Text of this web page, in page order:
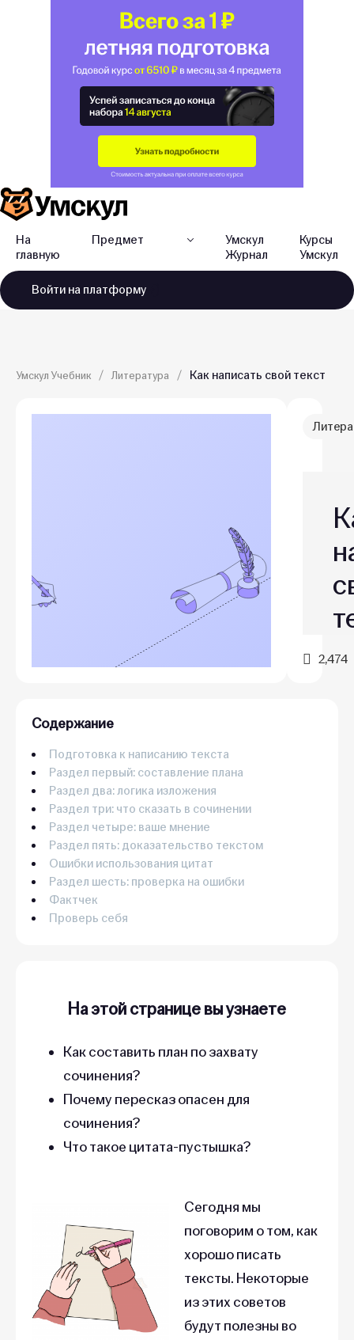
На
главную
Предмет
Умскул
Журнал
Курсы
Умскул
Войти на платформу
Умскул Учебник Литература Как написать свой текст
2,474
Содержание
Подготовка к написанию текста
Раздел первый: составление плана
Раздел два: логика изложения
Раздел три: что сказать в сочинении
Раздел четыре: ваше мнение
Раздел пять: доказательство текстом
Ошибки использования цитат
Раздел шесть: проверка на ошибки
Фактчек
Проверь себя
На этой странице вы узнаете
Как составить план по захвату
сочинения?
Почему пересказ опасен для
сочинения?
Что такое цитата-пустышка?
Сегодня мы
поговорим о том, как
хорошо писать
тексты. Некоторые
из этих советов
будут полезны во